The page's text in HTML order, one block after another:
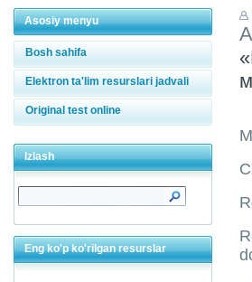
Asosiy menyu
Bosh sahifa
Elektron ta'lim resurslari jadvali
Original test online
Izlash
Eng ko'p ko'rilgan resurslar